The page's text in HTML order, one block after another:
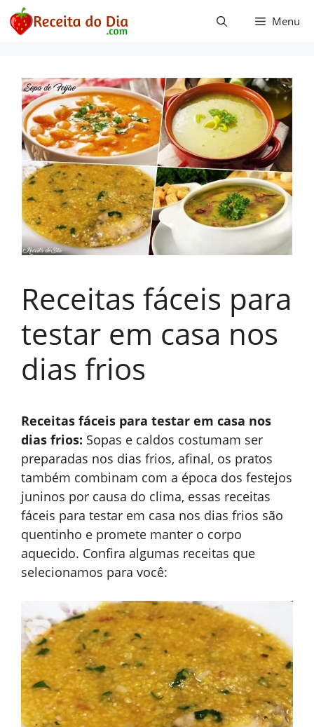
Pular
para
Menu
Receitas fáceis para
testar em casa nos
dias frios
Receitas fáceis para testar em casa nos
dias frios: Sopas e caldos costumam ser
preparadas nos dias frios, afinal, os pratos
também combinam com a época dos festejos
juninos por causa do clima, essas receitas
fáceis para testar em casa nos dias frios são
quentinho e promete manter o corpo
aquecido. Confira algumas receitas que
selecionamos para você: